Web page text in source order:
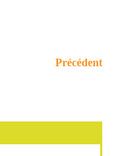
Précédent